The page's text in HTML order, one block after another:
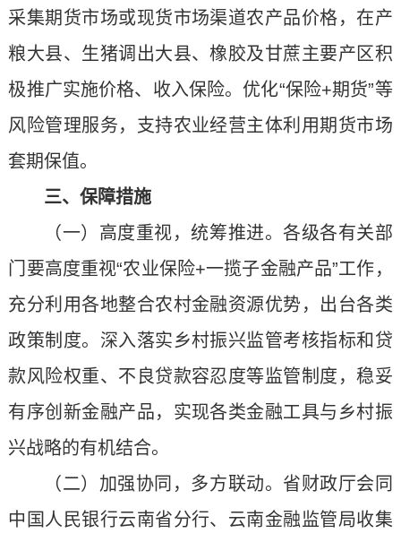
采集期货市场或现货市场渠道农产品价格，在产
粮大县、生猪调出大县、橡胶及甘蔗主要产区积
极推广实施价格、收入保险。优化“保险+期货”等
风险管理服务，支持农业经营主体利用期货市场
套期保值。
三、保障措施
（一）高度重视，统筹推进。各级各有关部
门要高度重视“农业保险+一揽子金融产品”工作，
充分利用各地整合农村金融资源优势，出台各类
政策制度。深入落实乡村振兴监管考核指标和贷
款风险权重、不良贷款容忍度等监管制度，稳妥
有序创新金融产品，实现各类金融工具与乡村振
兴战略的有机结合。
（二）加强协同，多方联动。省财政厅会同
中国人民银行云南省分行、云南金融监管局收集